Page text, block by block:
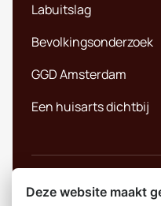
Labuitslag
Bevolkingsonderzoek
GGD Amsterdam
Een huisarts dichtbij
Privacybeleid
Deze website maakt